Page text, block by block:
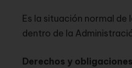
Es la situación normal
dentro de la
Derechos y